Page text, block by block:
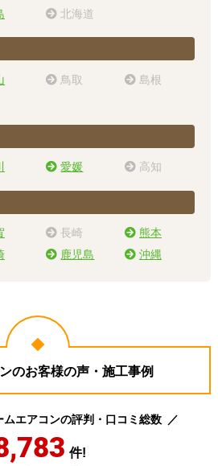
北海道
鳥取
島根
愛媛 高知
長崎
熊本
鹿児島 沖縄
のお客様の声・施工事例
ムエアコンの評判・口コミ総数
件!